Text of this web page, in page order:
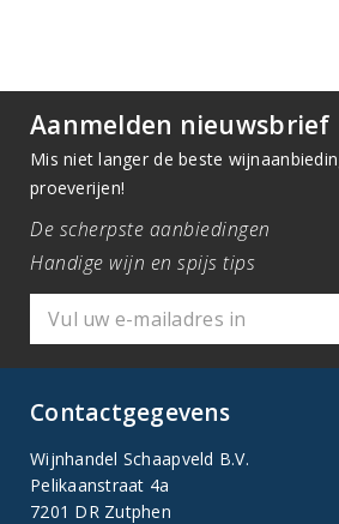
Aanmelden nieuwsbrief
Mis niet langer de beste
proeverijen!
De scherpste aanbiedingen
Handige wijn en spijs tips
Contactgegevens
Wijnhandel Schaapveld B.V.
Pelikaanstraat 4a
7201 DR Zutphen